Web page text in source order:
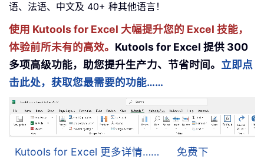
语、法语、中文及 40+ 种其他语言！
使用 Kutools for Excel 大幅提升您的 Excel 技能，
体验前所未有的高效。 Kutools for Excel 提供 300
多项高级功能，助您提升生产力、节省时间。 立即点
击此处，获取您最需要的功能……
Kutools for Excel 更多详情……
免费下